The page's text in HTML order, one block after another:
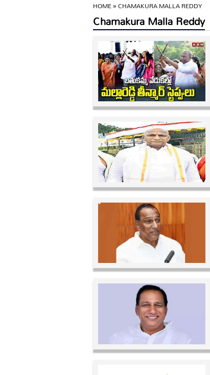
HOME»CHAMAKURA MALLA REDDY
Chamakura Malla Reddy